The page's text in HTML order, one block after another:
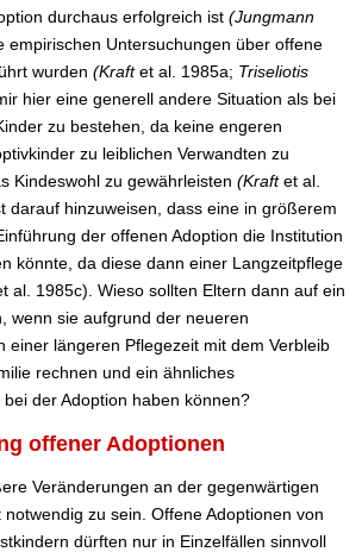
durchaus erfolgreich ist (Jungmann
empirischen Untersuchungen über offene
wurden (Kraftet al. 1985a; Triseliotis
hier eine generell andere Situation als bei
zu bestehen, da keine engeren
zu leiblichen Verwandten zu
Kindeswohl zu gewährleisten (Kraftet al.
darauf hinzuweisen, dass eine in größerem
der offenen Adoption die Institution
könnte, da diese dann einer Langzeitpflege
al. 1985c). Wieso sollten Eltern dann auf ein
wenn sie aufgrund der neueren
einer längeren Pflegezeit mit dem Verbleib
rechnen und ein ähnliches
der Adoption haben können?
offener Adoptionen
Veränderungen an der gegenwärtigen
zu sein. Offene Adoptionen von
dürften nur in Einzelfällen sinnvoll